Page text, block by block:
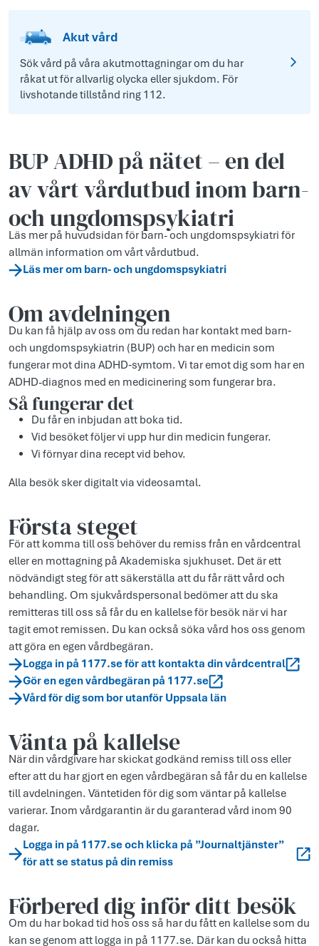
Akut vård
Sök vård på våra akutmottagningar om du har
råkat ut för allvarlig olycka eller sjukdom. För
livshotande tillstånd ring 112.
BUP ADHD på nätet – en del
av vårt vårdutbud inom barn-
och ungdomspsykiatri
Läs mer på huvudsidan för barn- och ungdomspsykiatri för
allmän information om vårt vårdutbud.
Läs mer om barn- och ungdomspsykiatri
Om avdelningen
Du kan få hjälp av oss om du redan har kontakt med barn‑
och ungdomspsykiatrin (BUP) och har en medicin som
fungerar mot dina ADHD‑symtom. Vi tar emot dig som har en
ADHD-diagnos med en medicinering som fungerar bra.
Så fungerar det
Du får en inbjudan att boka tid.
Vid besöket följer vi upp hur din medicin fungerar.
Vi förnyar dina recept vid behov.
Alla besök sker digitalt via videosamtal.
Första steget
För att komma till oss behöver du remiss från en vårdcentral
eller en mottagning på Akademiska sjukhuset. Det är ett
nödvändigt steg för att säkerställa att du får rätt vård och
behandling. Om sjukvårdspersonal bedömer att du ska
remitteras till oss så får du en kallelse för besök när vi har
tagit emot remissen. Du kan också söka vård hos oss genom
att göra en egen vårdbegäran.
Logga in på 1177.se för att kontakta din vårdcentral
Gör en egen vårdbegäran på 1177.se
Vård för dig som bor utanför Uppsala län
Vänta på kallelse
När din vårdgivare har skickat godkänd remiss till oss eller
efter att du har gjort en egen vårdbegäran så får du en kallelse
till avdelningen. Väntetiden för dig som väntar på kallelse
varierar. Inom vårdgarantin är du garanterad vård inom 90
dagar.
Logga in på 1177.se och klicka på ”Journaltjänster”
för att se status på din remiss
Förbered dig inför ditt besök
Om du har bokad tid hos oss så har du fått en kallelse som du
kan se genom att logga in på 1177.se. Där kan du också hitta